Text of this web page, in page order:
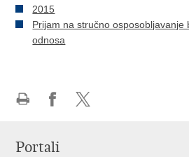
2015
Prijam na stručno osposobljavanje
odnosa
Facebooku
Portali